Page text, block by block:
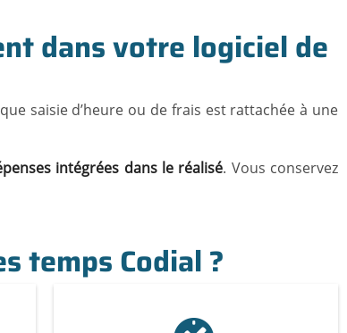
dans votre logiciel de
saisie d’heure ou de frais est rattachée à une
intégrées dans le réalisé. Vous conservez
temps Codial ?